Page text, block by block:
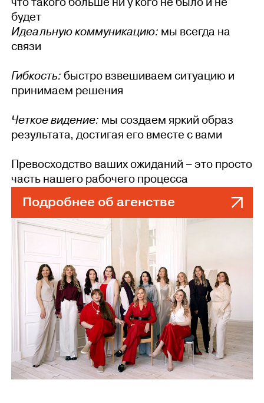
будет
Идеальную коммуникацию: мы всегда на
связи
Гибкость:быстро взвешиваем ситуацию и
принимаем решения
Четкое видение: мы создаем яркий образ
результата, достигая его вместе с вами
Превосходство ваших ожиданий – это просто
часть нашего рабочего процесса
Подробнее об агенстве